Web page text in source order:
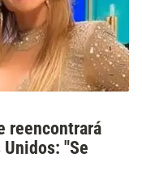
reencontrará
"Se